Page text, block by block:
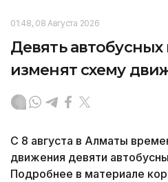
01:48, 08 Августа 2026
Девять
изменят схему
С 8 августа в Алматы
движения девяти
Подробнее в материале